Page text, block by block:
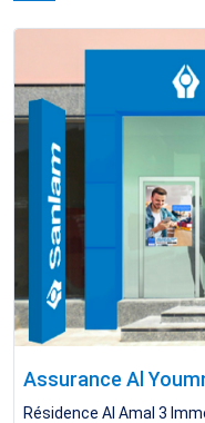
Assurance Al
Résidence Al Amal 3